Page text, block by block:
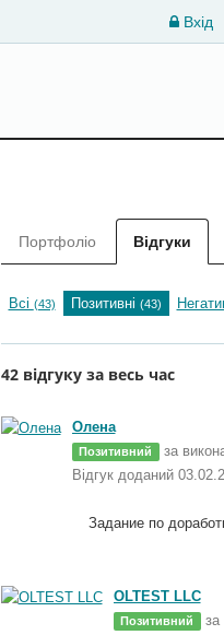
Вхід
Портфоліо Відгуки
Всі (43) Позитивні (43)
42 відгуку за весь час
Олена
Позитивний за
Відгук доданий
Задание по
OLTEST LLC
Позитивний за